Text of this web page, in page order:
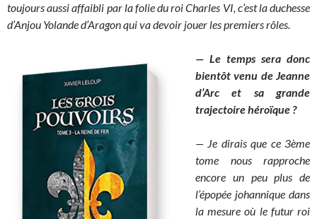
toujours aussi affaibli par la folie du roi Charles VI, c’est la duchesse
d’Anjou Yolande d’Aragon qui va devoir jouer les premiers rôles.
— Le temps sera donc
bientôt venu de Jeanne
d’Arc et sa grande
trajectoire héroïque ?
— Je dirais que ce 3ème
tome nous rapproche
encore un peu plus de
l’épopée johannique dans
la mesure où le futur roi